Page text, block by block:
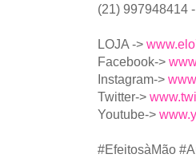
(21) 997948414
LOJA ->
Facebook->
Instagram->
Twitter->
Youtube->
#EfeitosàMão